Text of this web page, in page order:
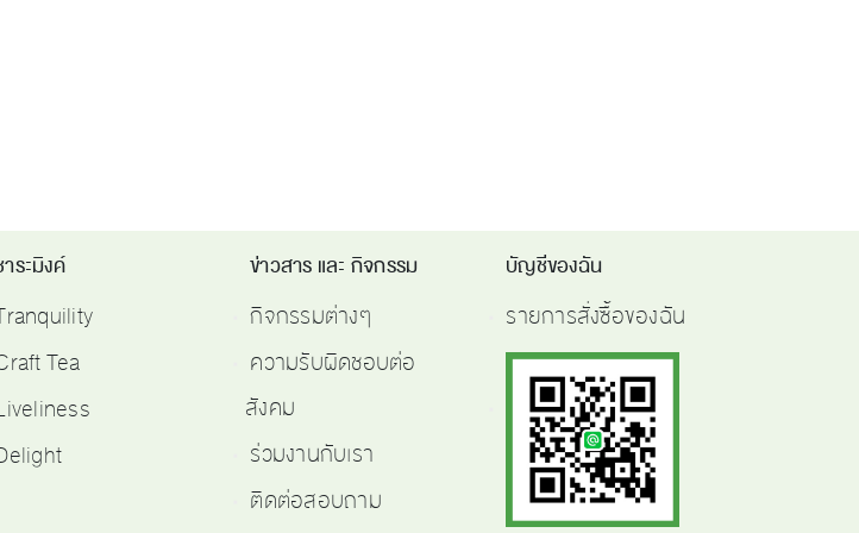
ระมิงค์
Tea
ข่าวสาร และ กิจกรรม
กิจกรรมต่างๆ
ความรับผิดชอบต่อ
สังคม
ร่วมงานกับเรา
ติดต่อสอบถาม
บัญชีของฉัน
รายการสั่งซื้อของฉัน